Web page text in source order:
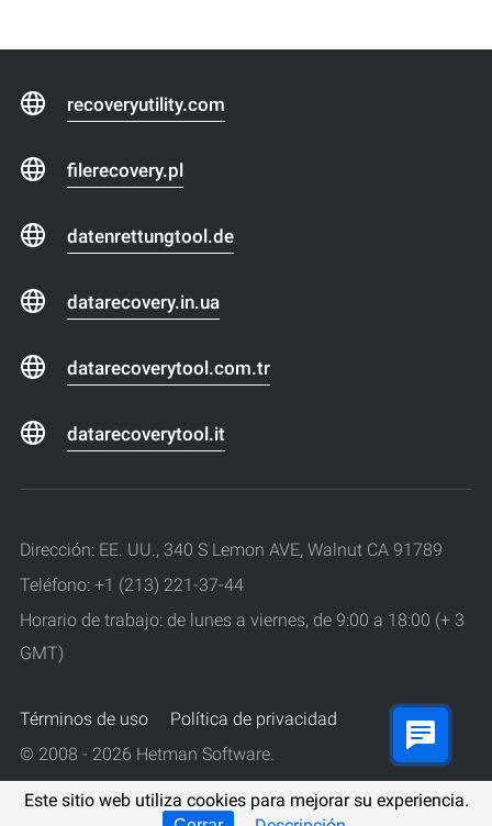
Este sitio web utiliza cookies para mejorar su experiencia.
recoveryutility.com
filerecovery.pl
datenrettungtool.de
datarecovery.in.ua
datarecoverytool.com.tr
datarecoverytool.it
Dirección: EE. UU., 340 S Lemon AVE, Walnut CA 91789
Teléfono: +1 (213) 221-37-44
Horario de trabajo: de lunes a viernes, de 9:00 a 18:00 (+ 3
GMT)
Términos de uso
Política de privacidad
© 2008 - 2026 Hetman Software.
Todos los derechos reservados.